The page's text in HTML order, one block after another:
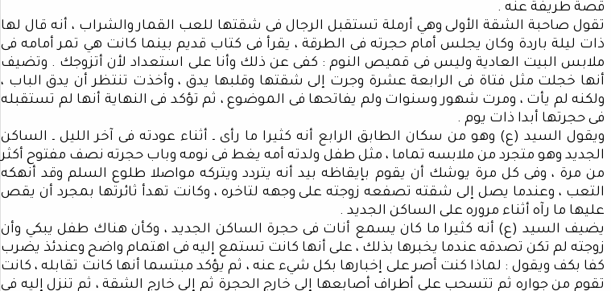
قصة طريفة عنه .
تقول صاحبة الشقة الأولى وهي أرملة تستقبل الرجال فى شقتها للعب القمار والشراب ، أنه قال لها
ذات ليلة باردة وكان يجلس أمام حجرته فى الطرقة ، يقرأ فى كتاب قديم بينما كانت هي تمر أمامه فى
ملابس البيت العادية وليس فى قميص النوم : كفى عن ذلك وأنا على استعداد لأن أتزوجك . وتضيف
أنها خجلت مثل فتاة فى الرابعة عشرة وجرت إلى شقتها وقلبها يدق ، وأخذت تنتظر أن يدق الباب ،
ولكنه لم يأت ، ومرت شهور وسنوات ولم يفاتحها فى الموضوع ، ثم تؤكد فى النهاية أنها لم تستقبله
فى حجرتها أبدا ذات يوم .
ويقول السيد (ع) وهو من سكان الطابق الرابع أنه كثيرا ما رأى ـ أثناء عودته فى آخر الليل ـ الساكن
الجديد وهو متجرد من ملابسه تماما ، مثل طفل ولدته أمه يغط فى نومه وباب حجرته نصف مفتوح أكثر
من مرة ، وفى كل مرة يوشك أن يقوم بإيقاظه بيد أنه يتردد ويتركه مواصلا طلوع السلم وقد أنهكه
التعب ، وعندما يصل إلى شقته تصفعه زوجته على وجهه لتاخره ، وكانت تهدأ ثائرتها بمجرد أن يقص
عليها ما رآه أثناء مروره على الساكن الجديد .
يضيف السيد (ع) أنه كثيرا ما كان يسمع أنات فى حجرة الساكن الجديد ، وكأن هناك طفل يبكي وأن
زوجته لم تكن تصدقه عندما يخبرها بذلك ، على أنها كانت تستمع إليه فى اهتمام واضح وعندئذ يضرب
كفا بكف ويقول : لماذا كنت أصر على إخبارها بكل شيء عنه ، ثم يؤكد مبتسما أنها كانت تقابله ، كانت
تقوم من جواره ثم تتسحب على أطراف أصابعها إلى خارج الحجرة ثم إلى خارج الشقة ، ثم تنزل إليه فى